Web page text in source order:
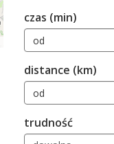
czas (min)
distance (km)
trudność